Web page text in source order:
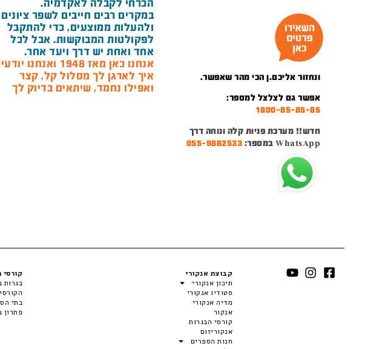
ונחזור אליכם.ן הכי מהר שאפשר.
אפשר גם לצלצל למספר:
1800-85-85-85
חדש!! מערכת פניות קלה ונוחה דרך
WhatsApp במספר:
055-9882533
הכרחי לקבלה לאקדמיה.
במקרים רבים חייבים לשפר ציונים
ולהעלות ממוצעים, כדי להתקבל
לפקולטות המבוקשות. אבל לכל
אחד ואחת יש דרך ויעד אחר.
אנחנו כאן מאז 1948 ואנחנו יודעים
איך לארגן לך מסלול קל, קצר
ואפילו נחמד, שיתאים בדיוק לך
קבוצת אנקורי
תיכון אנקורי
סטודיו אנקורי
מדיה אנקורי
אנקור
קורסי הבגרות
אנקוריזום
חנות הספרים
קורסי
בגרות
בתי
פתרון